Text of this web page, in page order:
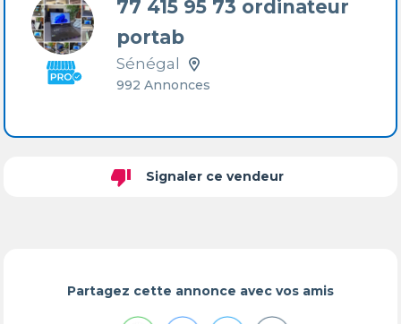
77 415 95 73 ordinateur
portab
Sénégal
992 Annonces
thumb_down Signaler ce vendeur
Partagez cette annonce avec vos amis